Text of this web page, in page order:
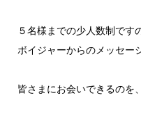
５名様までの少人数制です
ボイジャーからのメッセー
皆さまにお会いできるのを